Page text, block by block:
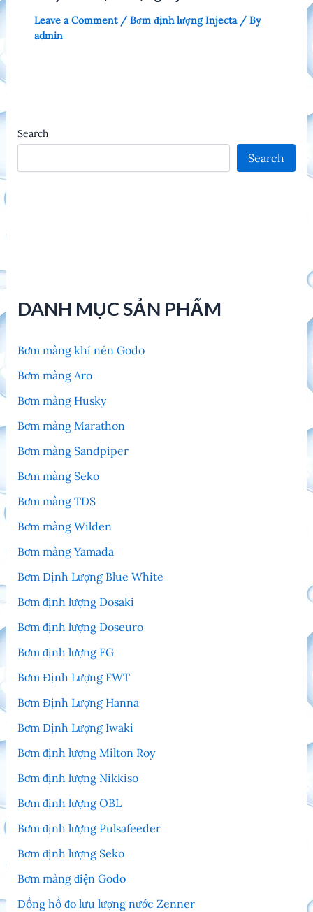
Search
Search
DANH MỤC SẢN PHẨM
Bơm màng khí nén Godo
Bơm màng Aro
Bơm màng Husky
Bơm màng Marathon
Bơm màng Sandpiper
Bơm màng Seko
Bơm màng TDS
Bơm màng Wilden
Bơm màng Yamada
Bơm Định Lượng Blue White
Bơm định lượng Dosaki
Bơm định lượng Doseuro
Bơm định lượng FG
Bơm Định Lượng FWT
Bơm Định Lượng Hanna
Bơm Định Lượng Iwaki
Bơm định lượng Milton Roy
Bơm định lượng Nikkiso
Bơm định lượng OBL
Bơm định lượng Pulsafeeder
Bơm định lượng Seko
Bơm màng điện Godo
Đồng hồ đo lưu lượng nước Zenner
Leave a Comment / Bơm định lượng Injecta/ By
admin